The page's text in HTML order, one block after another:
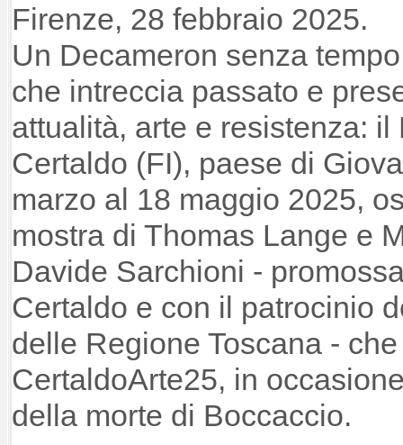
Firenze, 28 febbraio 2025.
Un Decameron senza
che intreccia passato e
attualità, arte e resistenza:
Certaldo (FI), paese di
marzo al 18 maggio 2025,
mostra di Thomas Lange e
Davide Sarchioni -
Certaldo e con il patrocinio
delle Regione Toscana -
CertaldoArte25, in
della morte di Boccaccio.